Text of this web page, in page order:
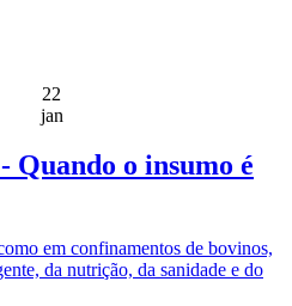
22
jan
Quando o insumo é
em confinamentos de bovinos,
da nutrição, da sanidade e do